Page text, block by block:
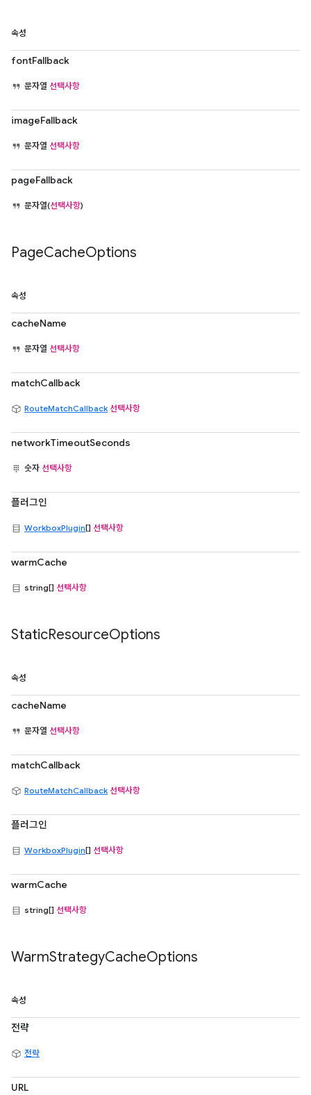
속성
fontFallback
문자열 선택사항
imageFallback
문자열 선택사항
pageFallback
문자열(선택사항)
PageCacheOptions
속성
cacheName
문자열 선택사항
matchCallback
RouteMatchCallback 선택사항
networkTimeoutSeconds
숫자 선택사항
플러그인
WorkboxPlugin[] 선택사항
warmCache
string[] 선택사항
StaticResourceOptions
속성
cacheName
문자열 선택사항
matchCallback
RouteMatchCallback 선택사항
플러그인
WorkboxPlugin[] 선택사항
warmCache
string[] 선택사항
WarmStrategyCacheOptions
속성
전략
전략
URL